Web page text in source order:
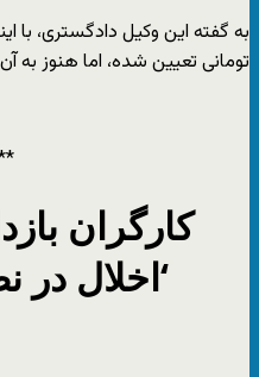
تومانی تعیین شده،‌ اما هنوز به
کارگران
‘اخلال